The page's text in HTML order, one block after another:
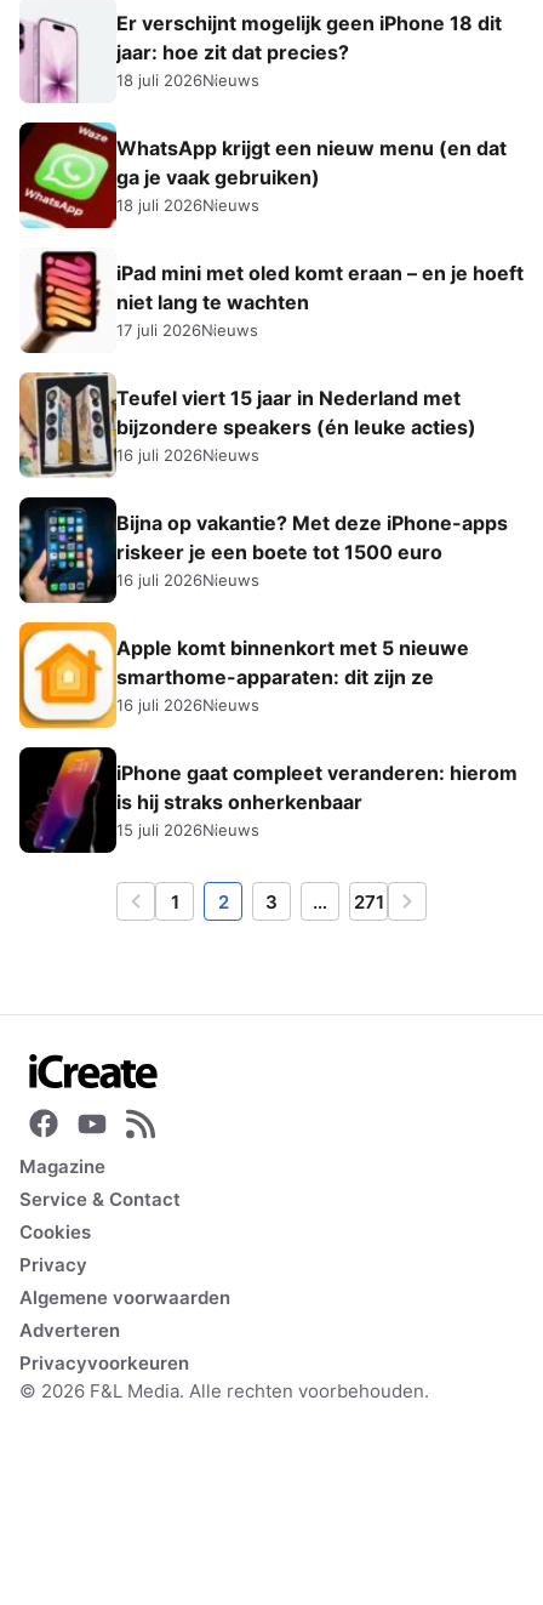
Er verschijnt mogelijk geen iPhone 18 dit
jaar: hoe zit dat precies?
18 juli 2026Nieuws
WhatsApp krijgt een nieuw menu (en dat
ga je vaak gebruiken)
18 juli 2026Nieuws
iPad mini met oled komt eraan – en je hoeft
niet lang te wachten
17 juli 2026Nieuws
Teufel viert 15 jaar in Nederland met
bijzondere speakers (én leuke acties)
16 juli 2026Nieuws
Bijna op vakantie? Met deze iPhone-apps
riskeer je een boete tot 1500 euro
16 juli 2026Nieuws
Apple komt binnenkort met 5 nieuwe
smarthome-apparaten: dit zijn ze
16 juli 2026Nieuws
iPhone gaat compleet veranderen: hierom
is hij straks onherkenbaar
15 juli 2026Nieuws
Vorige
1 2 3 … 271 Volgende
Magazine
Service & Contact
Cookies
Privacy
Algemene voorwaarden
Adverteren
Privacyvoorkeuren
© 2026 F&L Media. Alle rechten voorbehouden.